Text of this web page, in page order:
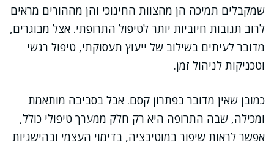
שמקבלים תמיכה הן מהצוות החינוכי והן מההורים מראים
לרוב תגובות חיוביות יותר לטיפול התרופתי. אצל מבוגרים,
מדובר לעיתים בשילוב של ייעוץ תעסוקתי, טיפול רגשי
וטכניקות לניהול זמן.
כמובן שאין מדובר בפתרון קסם. אבל בסביבה מותאמת
ומכילה, שבה התרופה היא רק חלק ממערך טיפולי כולל,
אפשר לראות שיפור במוטיבציה, בדימוי העצמי ובהישגיות